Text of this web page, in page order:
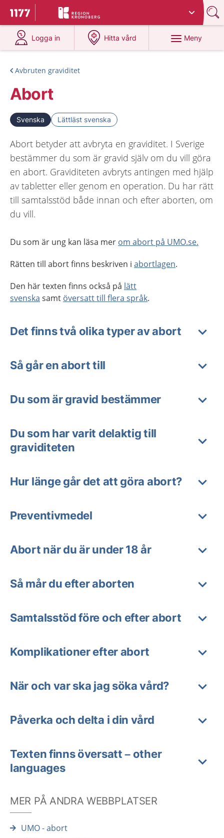
Till startsidan för 1177
Du har valt region
Logga in
på 1177.se
Hitta vård
på 1177.se
Meny
Avbruten graviditet
Abort
Svenska Lättläst svenska
Abort betyder att avbryta en graviditet. I Sverige
bestämmer du som är gravid själv om du vill göra
en abort. Graviditeten avbryts antingen med hjälp
av tabletter eller genom en operation. Du har rätt
till samtalsstöd både innan och efter aborten, om
du vill.
Du som är ung kan läsa mer om abort på UMO.se.
Rätten till abort finns beskriven i abortlagen.
Den här texten finns också på lätt
svenska samt översatt till flera språk.
Det finns två olika typer av abort
Så går en abort till
Du som är gravid bestämmer
Du som har varit delaktig till
graviditeten
Hur länge går det att göra abort?
Preventivmedel
Abort när du är under 18 år
Så mår du efter aborten
Samtalsstöd före och efter abort
Komplikationer efter abort
När och var ska jag söka vård?
Påverka och delta i din vård
Texten finns översatt – other
languages
MER PÅ ANDRA WEBBPLATSER
UMO - abort